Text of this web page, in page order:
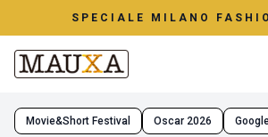
SPECIALE MILANO
Movie&Short Festival Oscar 2026